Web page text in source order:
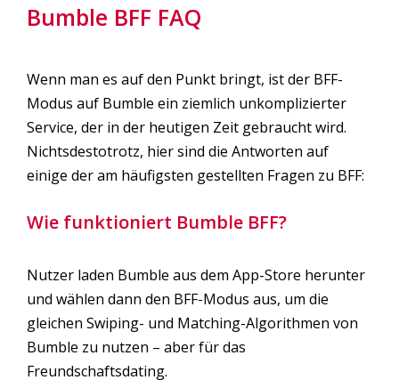
Bumble BFF FAQ
Wenn man es auf den Punkt bringt, ist der BFF-
Modus auf Bumble ein ziemlich unkomplizierter
Service, der in der heutigen Zeit gebraucht wird.
Nichtsdestotrotz, hier sind die Antworten auf
einige der am häufigsten gestellten Fragen zu BFF:
Wie funktioniert Bumble BFF?
Nutzer laden Bumble aus dem App-Store herunter
und wählen dann den BFF-Modus aus, um die
gleichen Swiping- und Matching-Algorithmen von
Bumble zu nutzen – aber für das
Freundschaftsdating.